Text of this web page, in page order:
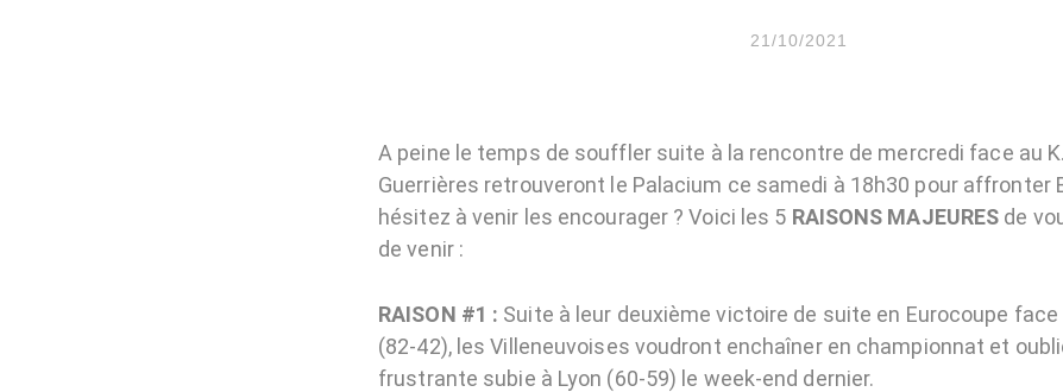
21/10/2021
A peine le temps de souffler suite à la rencontre de mercredi face au K.
Guerrières retrouveront le Palacium ce samedi à 18h30 pour affronter
hésitez à venir les encourager ? Voici les 5 RAISONS MAJEURES de
de venir :
RAISON #1 : Suite à leur deuxième victoire de suite en Eurocoupe face
(82-42), les Villeneuvoises voudront enchaîner en championnat et
frustrante subie à Lyon (60-59) le week-end dernier.